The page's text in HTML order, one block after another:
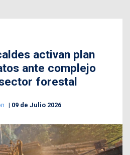
activan plan
ante complejo
forestal
09 de Julio 2026